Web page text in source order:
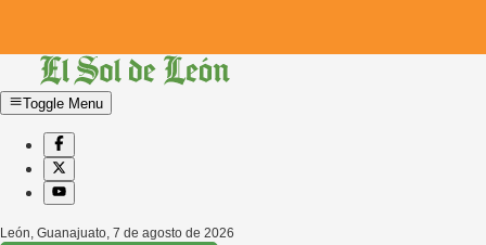
Toggle Menu
León, Guanajuato, 7 de agosto de 2026